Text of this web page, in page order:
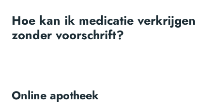
Hoe kan ik medicatie verkrijgen
zonder voorschrift?
Online apotheek